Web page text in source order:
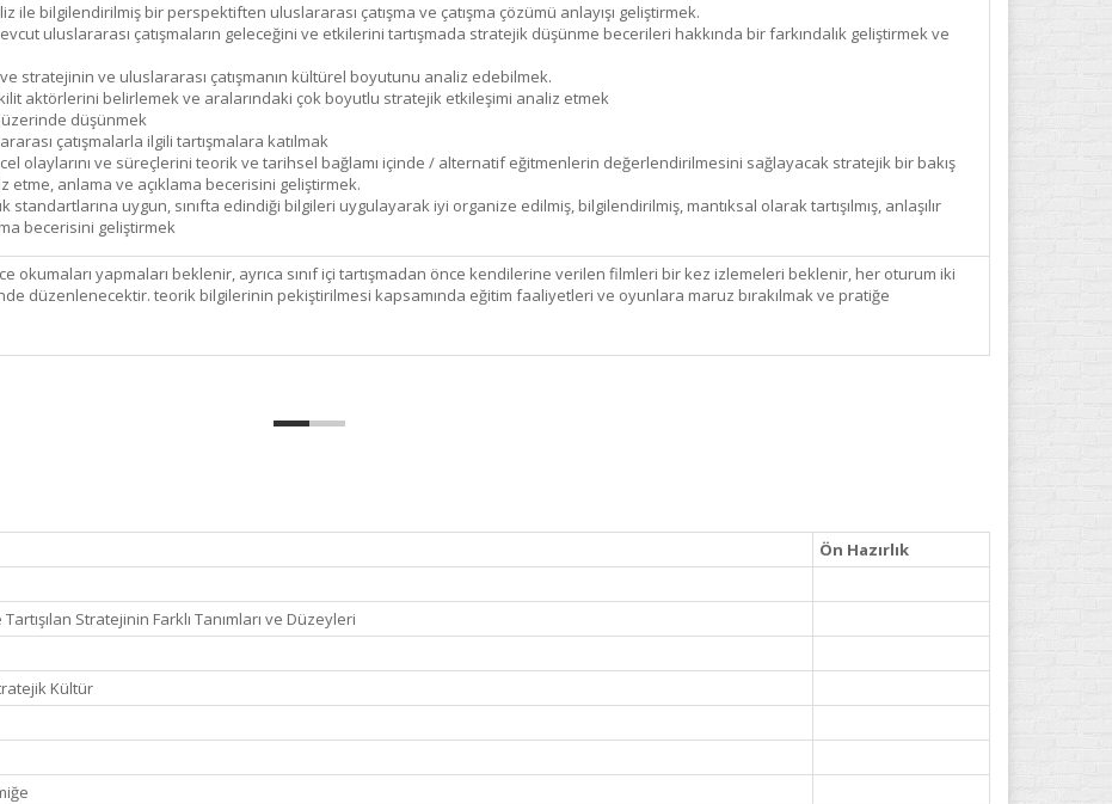
ile bilgilendirilmiş bir perspektiften uluslararası çatışma ve çatışma çözümü anlayışı geliştirmek.
uluslararası çatışmaların geleceğini ve etkilerini tartışmada stratejik düşünme becerileri hakkında bir farkındalık geliştirmek ve
stratejinin ve uluslararası çatışmanın kültürel boyutunu analiz edebilmek.
kilit aktörlerini belirlemek ve aralarındaki çok boyutlu stratejik etkileşimi analiz etmek
düşünmek
çatışmalarla ilgili tartışmalara katılmak
olaylarını ve süreçlerini teorik ve tarihsel bağlamı içinde / alternatif eğitmenlerin değerlendirilmesini sağlayacak stratejik bir bakış
etme, anlama ve açıklama becerisini geliştirmek.
uygun, sınıfta edindiği bilgileri uygulayarak iyi organize edilmiş, bilgilendirilmiş, mantıksal olarak tartışılmış, anlaşılır
becerisini geliştirmek
okumaları yapmaları beklenir, ayrıca sınıf içi tartışmadan önce kendilerine verilen filmleri bir kez izlemeleri beklenir, her oturum iki
düzenlenecektir. teorik bilgilerinin pekiştirilmesi kapsamında eğitim faaliyetleri ve oyunlara maruz bırakılmak ve pratiğe
Ön Hazırlık
Stratejinin Farklı Tanımları ve Düzeyleri
Kültür